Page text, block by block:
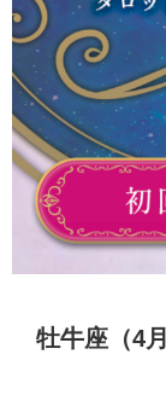
牡牛座（4